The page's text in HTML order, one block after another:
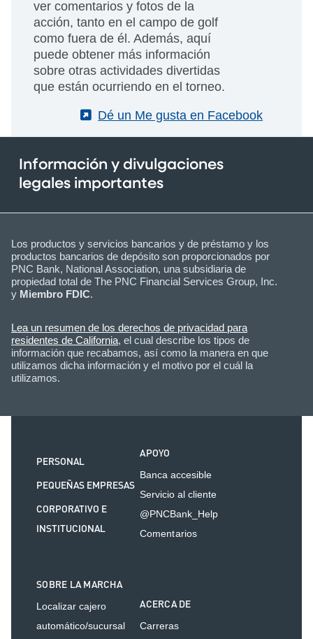
ver comentarios y fotos de la
acción, tanto en el campo de golf
como fuera de él. Además, aquí
puede obtener más información
sobre otras actividades divertidas
que están ocurriendo en el torneo.
(External)
Dé un Me gusta en Facebook
Información y divulgaciones
legales importantes
Los productos y servicios bancarios y de préstamo y los
productos bancarios de depósito son proporcionados por
PNC Bank, National Association, una subsidiaria de
propiedad total de The PNC Financial Services Group, Inc.
y Miembro FDIC.
Lea un resumen de los derechos de privacidad para
residentes de California, el cual describe los tipos de
información que recabamos, así como la manera en que
utilizamos dicha información y el motivo por el cuál la
utilizamos.
PERSONAL
PEQUEÑAS EMPRESAS
CORPORATIVO E
INSTITUCIONAL
APOYO
Banca accesible
Servicio al cliente
@PNCBank_Help
Comentarios
SOBRE LA MARCHA
Localizar cajero
automático/sucursal
ACERCA DE
Carreras